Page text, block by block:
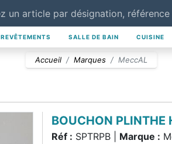
REVÊTEMENTS SALLE DE BAIN CUISINE
Accueil Marques MeccAL
BOUCHON PLINTHE
Réf : SPTRPB | Marque :